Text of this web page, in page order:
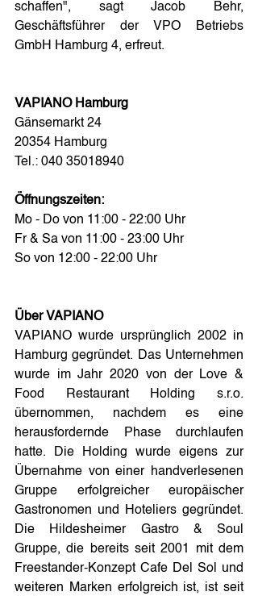
schaffen", sagt Jacob Behr,
Geschäftsführer der VPO Betriebs
GmbH Hamburg 4, erfreut.
VAPIANO Hamburg
Gänsemarkt 24
20354 Hamburg
Tel.: 040 35018940
Öffnungszeiten:
Mo - Do von 11:00 - 22:00 Uhr
Fr & Sa von 11:00 - 23:00 Uhr
So von 12:00 - 22:00 Uhr
Über VAPIANO
VAPIANO wurde ursprünglich 2002 in
Hamburg gegründet. Das Unternehmen
wurde im Jahr 2020 von der Love &
Food Restaurant Holding s.r.o.
übernommen, nachdem es eine
herausfordernde Phase durchlaufen
hatte. Die Holding wurde eigens zur
Übernahme von einer handverlesenen
Gruppe erfolgreicher europäischer
Gastronomen und Hoteliers gegründet.
Die Hildesheimer Gastro & Soul
Gruppe, die bereits seit 2001 mit dem
Freestander-Konzept Cafe Del Sol und
weiteren Marken erfolgreich ist, ist seit